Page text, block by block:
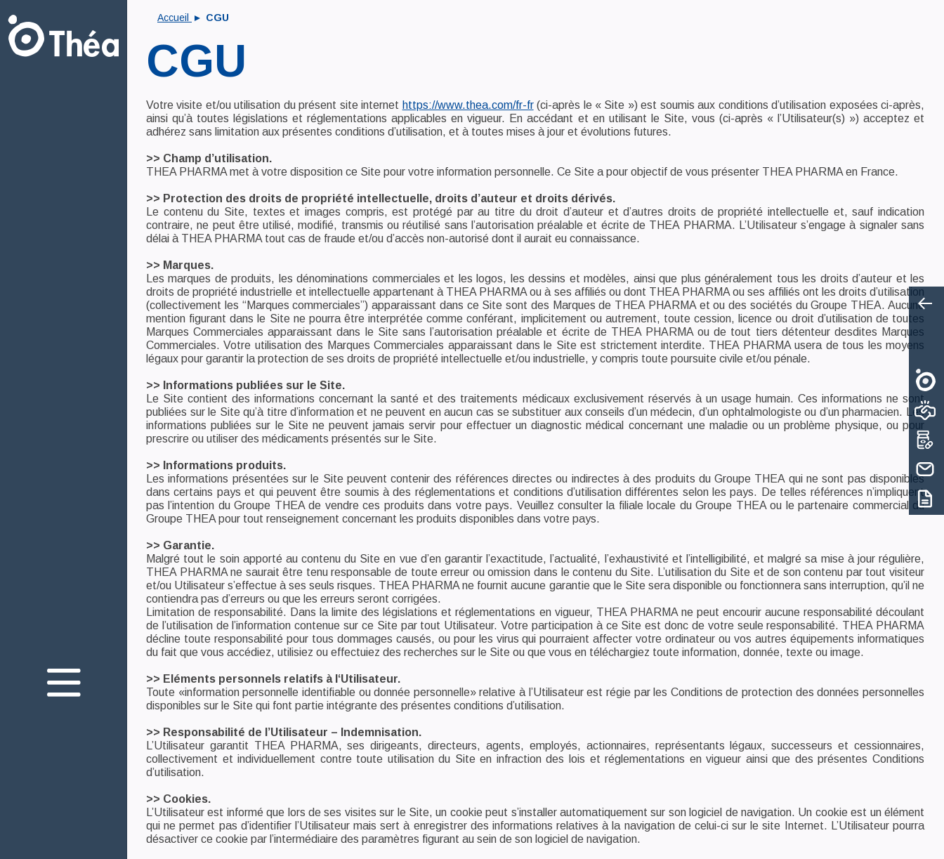
Nous connaître
Nos engagements
Votre santé oculaire
Innovation
Nos produits
Nous rejoindre
Nous contacter
Mediaroom
Accueil CGU
CGU
Votre visite et/ou utilisation du présent site internet https://www.thea.com/fr-fr(ci-après le « Site ») est soumis aux conditions d’utilisation exposées ci-après,
ainsi qu’à toutes législations et réglementations applicables en vigueur. En accédant et en utilisant le Site, vous (ci-après « l’Utilisateur(s) ») acceptez et
adhérez sans limitation aux présentes conditions d’utilisation, et à toutes mises à jour et évolutions futures.
>> Champ d’utilisation.
THEA PHARMA met à votre disposition ce Site pour votre information personnelle. Ce Site a pour objectif de vous présenter THEA PHARMA en France.
>> Protection des droits de propriété intellectuelle, droits d’auteur et droits dérivés.
Le contenu du Site, textes et images compris, est protégé par au titre du droit d’auteur et d’autres droits de propriété intellectuelle et, sauf indication
contraire, ne peut être utilisé, modifié, transmis ou réutilisé sans l’autorisation préalable et écrite de THEA PHARMA. L’Utilisateur s’engage à signaler sans
délai à THEA PHARMA tout cas de fraude et/ou d’accès non-autorisé dont il aurait eu connaissance.
>> Marques.
Les marques de produits, les dénominations commerciales et les logos, les dessins et modèles, ainsi que plus généralement tous les droits d’auteur et les
droits de propriété industrielle et intellectuelle appartenant à THEA PHARMA ou à ses affiliés ou dont THEA PHARMA ou ses affiliés ont les droits d’utilisation
(collectivement les “Marques commerciales”) apparaissant dans ce Site sont des Marques de THEA PHARMA et ou des sociétés du Groupe THEA. Aucune
mention figurant dans le Site ne pourra être interprétée comme conférant, implicitement ou autrement, toute cession, licence ou droit d’utilisation de toutes
Marques Commerciales apparaissant dans le Site sans l’autorisation préalable et écrite de THEA PHARMA ou de tout tiers détenteur desdites Marques
Commerciales. Votre utilisation des Marques Commerciales apparaissant dans le Site est strictement interdite. THEA PHARMA usera de tous les moyens
légaux pour garantir la protection de ses droits de propriété intellectuelle et/ou industrielle, y compris toute poursuite civile et/ou pénale.
>> Informations publiées sur le Site.
Le Site contient des informations concernant la santé et des traitements médicaux exclusivement réservés à un usage humain. Ces informations ne sont
publiées sur le Site qu’à titre d’information et ne peuvent en aucun cas se substituer aux conseils d’un médecin, d’un ophtalmologiste ou d’un pharmacien. Les
informations publiées sur le Site ne peuvent jamais servir pour effectuer un diagnostic médical concernant une maladie ou un problème physique, ou pour
prescrire ou utiliser des médicaments présentés sur le Site.
>> Informations produits.
Les informations présentées sur le Site peuvent contenir des références directes ou indirectes à des produits du Groupe THEA qui ne sont pas disponibles
dans certains pays et qui peuvent être soumis à des réglementations et conditions d’utilisation différentes selon les pays. De telles références n’impliquent
pas l’intention du Groupe THEA de vendre ces produits dans votre pays. Veuillez consulter la filiale locale du Groupe THEA ou le partenaire commercial du
Groupe THEA pour tout renseignement concernant les produits disponibles dans votre pays.
>> Garantie.
Malgré tout le soin apporté au contenu du Site en vue d’en garantir l’exactitude, l’actualité, l’exhaustivité et l’intelligibilité, et malgré sa mise à jour régulière,
THEA PHARMA ne saurait être tenu responsable de toute erreur ou omission dans le contenu du Site. L’utilisation du Site et de son contenu par tout visiteur
et/ou Utilisateur s’effectue à ses seuls risques. THEA PHARMA ne fournit aucune garantie que le Site sera disponible ou fonctionnera sans interruption, qu’il ne
contiendra pas d’erreurs ou que les erreurs seront corrigées.
Limitation de responsabilité. Dans la limite des législations et réglementations en vigueur, THEA PHARMA ne peut encourir aucune responsabilité découlant
de l’utilisation de l’information contenue sur ce Site par tout Utilisateur. Votre participation à ce Site est donc de votre seule responsabilité. THEA PHARMA
décline toute responsabilité pour tous dommages causés, ou pour les virus qui pourraient affecter votre ordinateur ou vos autres équipements informatiques
du fait que vous accédiez, utilisiez ou effectuiez des recherches sur le Site ou que vous en téléchargiez toute information, donnée, texte ou image.
>> Eléments personnels relatifs à l‘Utilisateur.
Toute «information personnelle identifiable ou donnée personnelle» relative à l’Utilisateur est régie par les Conditions de protection des données personnelles
disponibles sur le Site qui font partie intégrante des présentes conditions d’utilisation.
>> Responsabilité de l’Utilisateur – Indemnisation.
L’Utilisateur garantit THEA PHARMA, ses dirigeants, directeurs, agents, employés, actionnaires, représentants légaux, successeurs et cessionnaires,
collectivement et individuellement contre toute utilisation du Site en infraction des lois et réglementations en vigueur ainsi que des présentes Conditions
d’utilisation.
>> Cookies.
L’Utilisateur est informé que lors de ses visites sur le Site, un cookie peut s’installer automatiquement sur son logiciel de navigation. Un cookie est un élément
qui ne permet pas d’identifier l’Utilisateur mais sert à enregistrer des informations relatives à la navigation de celui-ci sur le site Internet. L’Utilisateur pourra
désactiver ce cookie par l’intermédiaire des paramètres figurant au sein de son logiciel de navigation.